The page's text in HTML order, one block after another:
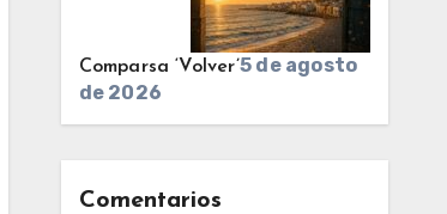
Comparsa ‘Volver’5 de agosto
de 2026
Comentarios